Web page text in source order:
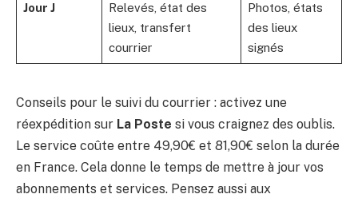
Jour J
Relevés, état des
lieux, transfert
courrier
Photos, états
des lieux
signés
Conseils pour le suivi du courrier : activez une
réexpédition sur La Poste si vous craignez des oublis.
Le service coûte entre 49,90€ et 81,90€ selon la durée
en France. Cela donne le temps de mettre à jour vos
abonnements et services. Pensez aussi aux